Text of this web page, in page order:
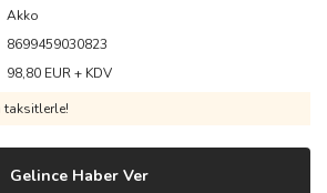
Akko
8699459030823
98,80 EUR + KDV
taksitlerle!
Gelince Haber Ver